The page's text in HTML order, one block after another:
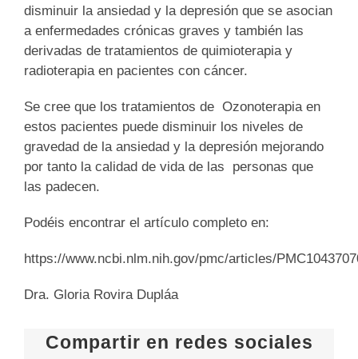
disminuir la ansiedad y la depresión que se asocian
a enfermedades crónicas graves y también las
derivadas de tratamientos de quimioterapia y
radioterapia en pacientes con cáncer.
Se cree que los tratamientos de Ozonoterapia en
estos pacientes puede disminuir los niveles de
gravedad de la ansiedad y la depresión mejorando
por tanto la calidad de vida de las personas que
las padecen.
Podéis encontrar el artículo completo en:
https://www.ncbi.nlm.nih.gov/pmc/articles/
Dra. Gloria Rovira Dupláa
Compartir en redes sociales